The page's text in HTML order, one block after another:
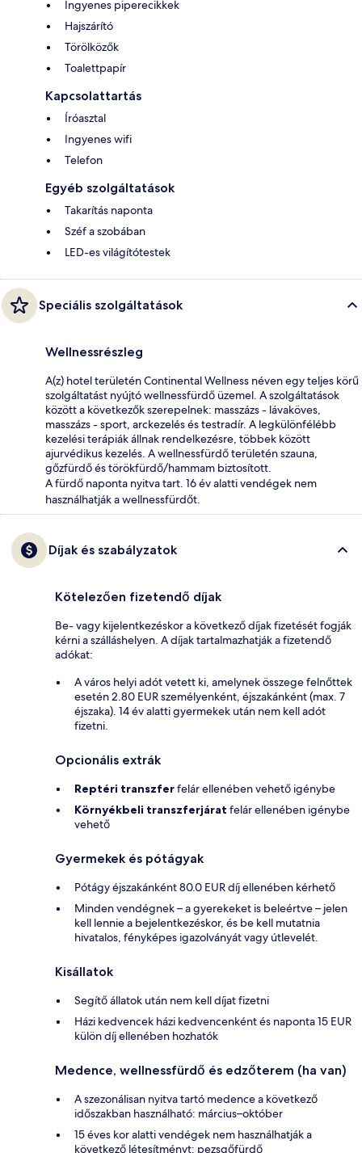
Ingyenes piperecikkek
Hajszárító
Törölközők
Toalettpapír
Kapcsolattartás
Íróasztal
Ingyenes wifi
Telefon
Egyéb szolgáltatások
Takarítás naponta
Széf a szobában
LED-es világítótestek
Speciális szolgáltatások
Wellnessrészleg
A(z) hotel területén Continental Wellness néven egy teljes körű
szolgáltatást nyújtó wellnessfürdő üzemel. A szolgáltatások
között a következők szerepelnek: masszázs - lávaköves,
masszázs - sport, arckezelés és testradír. A legkülönfélébb
kezelési terápiák állnak rendelkezésre, többek között
ajurvédikus kezelés. A wellnessfürdő területén szauna,
gőzfürdő és törökfürdő/hammam biztosított.
A fürdő naponta nyitva tart. 16 év alatti vendégek nem
használhatják a wellnessfürdőt.
Díjak és szabályzatok
Kötelezően fizetendő díjak
Be- vagy kijelentkezéskor a következő díjak fizetését fogják
kérni a szálláshelyen. A díjak tartalmazhatják a fizetendő
adókat:
A város helyi adót vetett ki, amelynek összege felnőttek
esetén 2.80 EUR személyenként, éjszakánként (max. 7
éjszaka). 14 év alatti gyermekek után nem kell adót
fizetni.
Opcionális extrák
Reptéri transzferfelár ellenében vehető igénybe
Környékbeli transzferjárat felár ellenében igénybe
vehető
Gyermekek és pótágyak
Pótágy éjszakánként 80.0 EUR díj ellenében kérhető
Minden vendégnek – a gyerekeket is beleértve – jelen
kell lennie a bejelentkezéskor, és be kell mutatnia
hivatalos, fényképes igazolványát vagy útlevelét.
Kisállatok
Segítő állatok után nem kell díjat fizetni
Házi kedvencek házi kedvencenként és naponta 15 EUR
külön díj ellenében hozhatók
Medence, wellnessfürdő és edzőterem (ha van)
A szezonálisan nyitva tartó medence a következő
időszakban használható: március–október
15 éves kor alatti vendégek nem használhatják a
következő létesítményt: pezsgőfürdő